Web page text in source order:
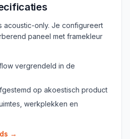
acoustic-only. Je configureert
paneel met framekleur
vergrendeld in de
op akoestisch product
werkplekken en
→